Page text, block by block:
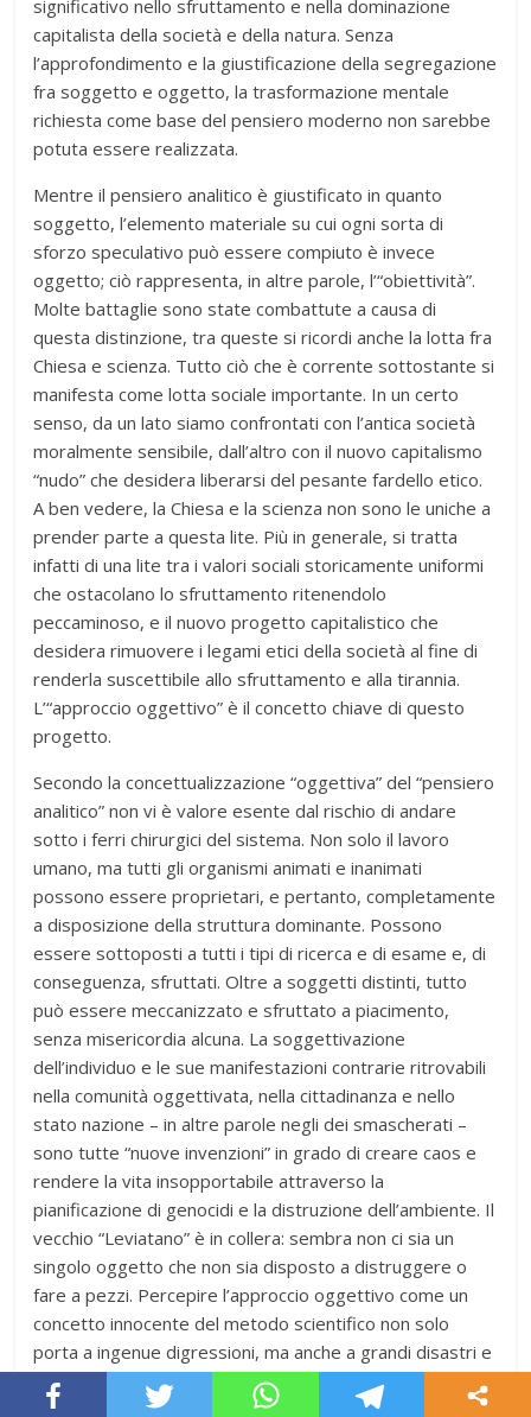
significativo nello sfruttamento e nella dominazione
capitalista della società e della natura. Senza
l’approfondimento e la giustificazione della segregazione
fra soggetto e oggetto, la trasformazione mentale
richiesta come base del pensiero moderno non sarebbe
potuta essere realizzata.
Mentre il pensiero analitico è giustificato in quanto
soggetto, l’elemento materiale su cui ogni sorta di
sforzo speculativo può essere compiuto è invece
oggetto; ciò rappresenta, in altre parole, l’“obiettività”.
Molte battaglie sono state combattute a causa di
questa distinzione, tra queste si ricordi anche la lotta fra
Chiesa e scienza. Tutto ciò che è corrente sottostante si
manifesta come lotta sociale importante. In un certo
senso, da un lato siamo confrontati con l’antica società
moralmente sensibile, dall’altro con il nuovo capitalismo
“nudo” che desidera liberarsi del pesante fardello etico.
A ben vedere, la Chiesa e la scienza non sono le uniche a
prender parte a questa lite. Più in generale, si tratta
infatti di una lite tra i valori sociali storicamente uniformi
che ostacolano lo sfruttamento ritenendolo
peccaminoso, e il nuovo progetto capitalistico che
desidera rimuovere i legami etici della società al fine di
renderla suscettibile allo sfruttamento e alla tirannia.
L’“approccio oggettivo” è il concetto chiave di questo
progetto.
Secondo la concettualizzazione “oggettiva” del “pensiero
analitico” non vi è valore esente dal rischio di andare
sotto i ferri chirurgici del sistema. Non solo il lavoro
umano, ma tutti gli organismi animati e inanimati
possono essere proprietari, e pertanto, completamente
a disposizione della struttura dominante. Possono
essere sottoposti a tutti i tipi di ricerca e di esame e, di
conseguenza, sfruttati. Oltre a soggetti distinti, tutto
può essere meccanizzato e sfruttato a piacimento,
senza misericordia alcuna. La soggettivazione
dell’individuo e le sue manifestazioni contrarie ritrovabili
nella comunità oggettivata, nella cittadinanza e nello
stato nazione – in altre parole negli dei smascherati –
sono tutte “nuove invenzioni” in grado di creare caos e
rendere la vita insopportabile attraverso la
pianificazione di genocidi e la distruzione dell’ambiente. Il
vecchio “Leviatano” è in collera: sembra non ci sia un
singolo oggetto che non sia disposto a distruggere o
fare a pezzi. Percepire l’approccio oggettivo come un
concetto innocente del metodo scientifico non solo
porta a ingenue digressioni, ma anche a grandi disastri e
a massacri ancora più gravi di quelli causati
dall’inquisizione nel Medioevo. È dunque importante